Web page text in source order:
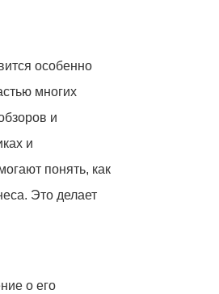
особенно
многих
и
и
понять, как
Это делает
о его